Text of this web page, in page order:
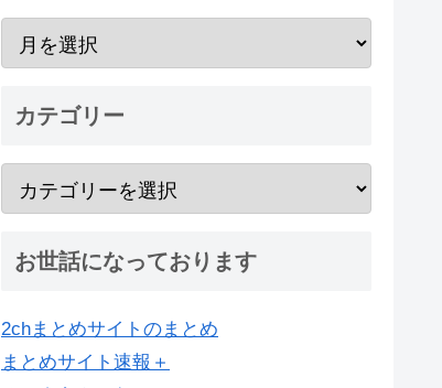
カテゴリー
お世話になっております
2chまとめサイトのまとめ
まとめサイト速報＋